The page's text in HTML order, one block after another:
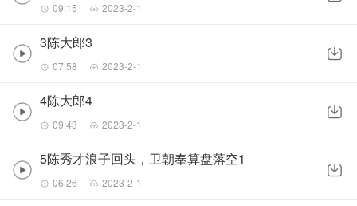
09:15 2023-2-1
3陈大郎3
07:58 2023-2-1
4陈大郎4
09:43 2023-2-1
5陈秀才浪子回头，卫朝奉算盘落空1
06:26 2023-2-1